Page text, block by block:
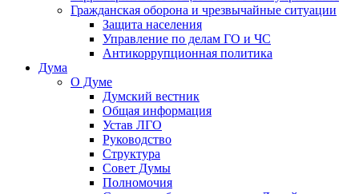
Гражданская оборона и чрезвычайные ситуации
Защита населения
Управление по делам ГО и ЧС
Антикоррупционная политика
Дума
О Думе
Думский вестник
Общая информация
Устав ЛГО
Руководство
Структура
Совет Думы
Полномочия